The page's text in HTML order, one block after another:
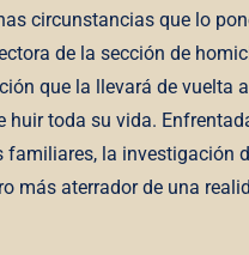
circunstancias que lo
de la sección de
que la llevará de vuelta
huir toda su vida.
la investigación
más aterrador de una